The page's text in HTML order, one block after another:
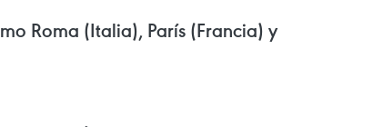
Roma (Italia), París (Francia) y